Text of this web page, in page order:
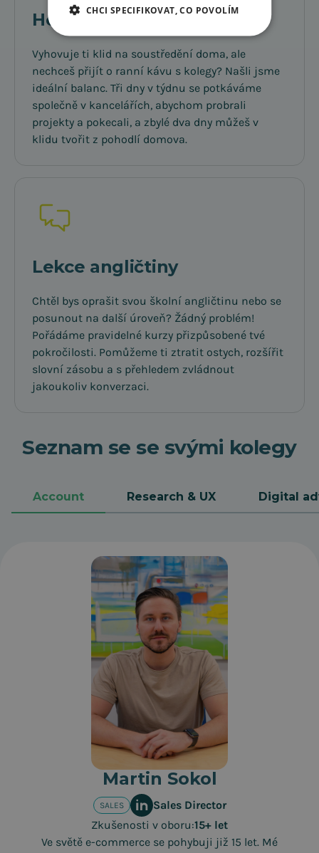
Home Office
Vyhovuje ti klid na soustředění doma, ale
nechceš přijít o ranní kávu s kolegy? Našli jsme
ideální balanc. Tři dny v týdnu se potkáváme
společně v kancelářích, abychom probrali
projekty a pokecali, a zbylé dva dny můžeš v
klidu tvořit z pohodlí domova.
Lekce angličtiny
Chtěl bys oprašit svou školní angličtinu nebo se
posunout na další úroveň? Žádný problém!
Pořádáme pravidelné kurzy přizpůsobené tvé
pokročilosti. Pomůžeme ti ztratit ostych, rozšířit
slovní zásobu a s přehledem zvládnout
jakoukoliv konverzaci.
Seznam se se svými kolegy
Account Research & UX Digital
Martin Sokol
SALES
Sales Director
Zkušenosti v oboru:15+ let
Ve světě e-commerce se pohybuji již 15 let. Mé
CHCI SPECIFIKOVAT, CO POVOLÍM